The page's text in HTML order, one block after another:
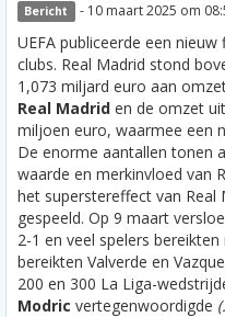
Bericht - 10 maart 2025 om
UEFA publiceerde een
clubs. Real Madrid stond
1,073 miljard euro aan
Real Madrid en de omzet
miljoen euro, waarmee een
De enorme aantallen tonen
waarde en merkinvloed van
het superstereffect van
gespeeld. Op 9 maart
2-1 en veel spelers
bereikten Valverde en
200 en 300 La Liga-
Modric vertegenwoordigde